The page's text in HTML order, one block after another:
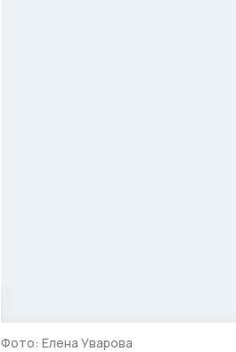
Фото: Елена Уварова